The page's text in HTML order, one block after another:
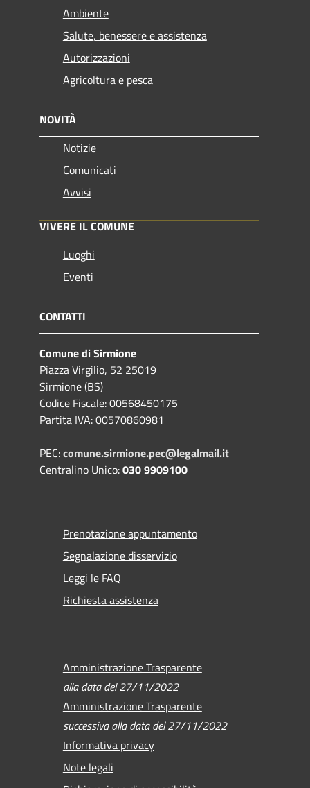
Ambiente
Salute, benessere e assistenza
Autorizzazioni
Agricoltura e pesca
NOVITÀ
Notizie
Comunicati
Avvisi
VIVERE IL COMUNE
Luoghi
Eventi
CONTATTI
Comune di Sirmione
Piazza Virgilio, 52 25019
Sirmione (BS)
Codice Fiscale: 00568450175
Partita IVA: 00570860981
PEC:comune.sirmione.pec@legalmail.it
Centralino Unico:030 9909100
Prenotazione appuntamento
Segnalazione disservizio
Leggi le FAQ
Richiesta assistenza
Amministrazione Trasparente
alla data del 27/11/2022
Amministrazione Trasparente
successiva alla data del 27/11/2022
Informativa privacy
Note legali